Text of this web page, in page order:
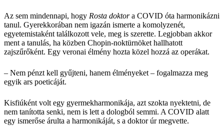
Az sem mindennapi, hogy Rosta doktora COVID óta harmonikázni
tanul. Gyerekkorában nem igazán ismerte a komolyzenét,
egyetemistaként találkozott vele, meg is szerette. Legjobban akkor
ment a tanulás, ha közben Chopin-noktürnöket hallhatott
zajszűrőként. Egy veronai élmény hozta közel hozzá az operákat.
– Nem pénzt kell gyűjteni, hanem élményeket – fogalmazza meg
egyik ars poeticáját.
Kisfiúként volt egy gyermekharmonikája, azt szokta nyektetni, de
nem tanította senki, nem is lett a dologból semmi. A COVID alatt
egy ismerőse árulta a harmonikáját, s a doktor úr megvette.